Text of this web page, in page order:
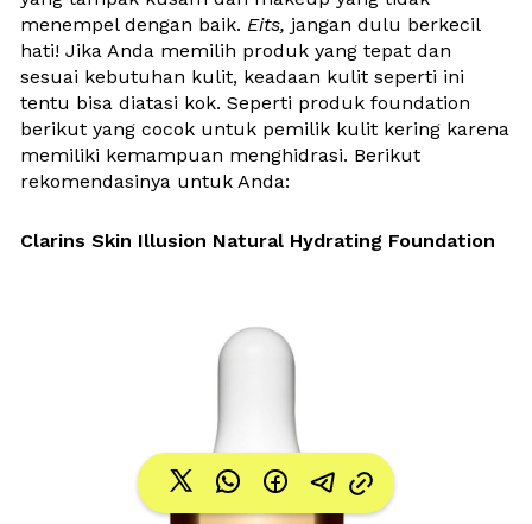
menempel dengan baik. Eits, jangan dulu berkecil
hati! Jika Anda memilih produk yang tepat dan
sesuai kebutuhan kulit, keadaan kulit seperti ini
tentu bisa diatasi kok. Seperti produk foundation
berikut yang cocok untuk pemilik kulit kering karena
memiliki kemampuan menghidrasi. Berikut
rekomendasinya untuk Anda:
Clarins Skin Illusion Natural Hydrating Foundation